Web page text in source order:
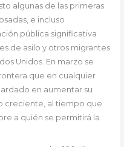
algunas de las primeras
e incluso
pública significativa
de asilo y otros migrantes
Unidos. En marzo se
que en cualquier
en aumentar su
creciente, al tiempo que
a quién se permitirá la